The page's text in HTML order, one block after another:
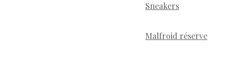
Sneakers
Malfroid réserve